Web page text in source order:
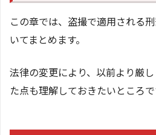
この章では、盗撮で適用される
いてまとめます。
法律の変更により、以前より厳
た点も理解しておきたいところで